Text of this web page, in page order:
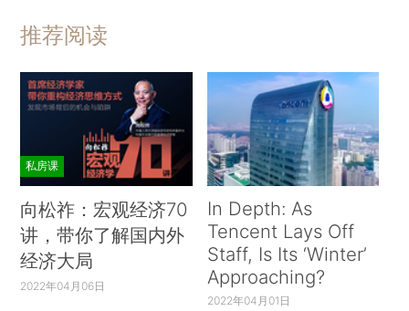
推荐阅读
私房课
向松祚：宏观经济70
讲，带你了解国内外
经济大局
2022年04月06日
In Depth: As
Tencent Lays Off
Staff, Is Its ‘Winter’
Approaching?
2022年04月01日